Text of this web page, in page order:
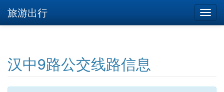
旅游出行
汉中9路公交线路信息